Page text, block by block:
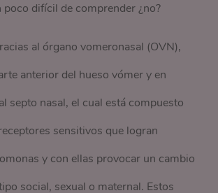
poco difícil de comprender ¿no?
al órgano vomeronasal (OVN),
anterior del hueso vómer y en
septo nasal, el cual está compuesto
sensitivos que logran
y con ellas provocar un cambio
social, sexual o maternal. Estos